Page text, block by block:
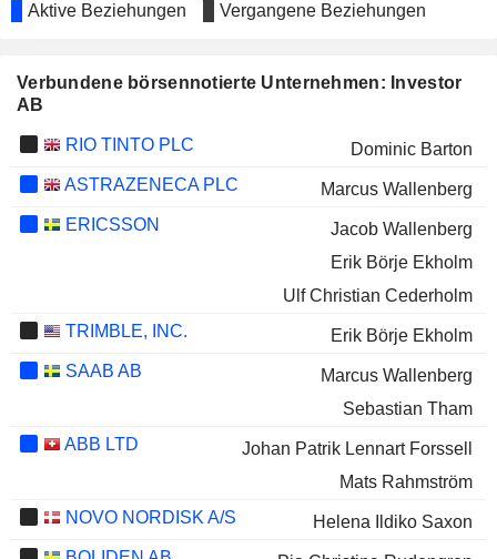
Aktive Beziehungen Vergangene Beziehungen
Verbundene börsennotierte Unternehmen: Investor
AB
RIO TINTO PLC
Dominic Barton
ASTRAZENECA PLC
Marcus Wallenberg
ERICSSON
Jacob Wallenberg
Erik Börje Ekholm
Ulf Christian Cederholm
TRIMBLE, INC.
Erik Börje Ekholm
SAAB AB
Marcus Wallenberg
Sebastian Tham
ABB LTD
Johan Patrik Lennart Forssell
Mats Rahmström
NOVO NORDISK A/S
Helena Ildiko Saxon